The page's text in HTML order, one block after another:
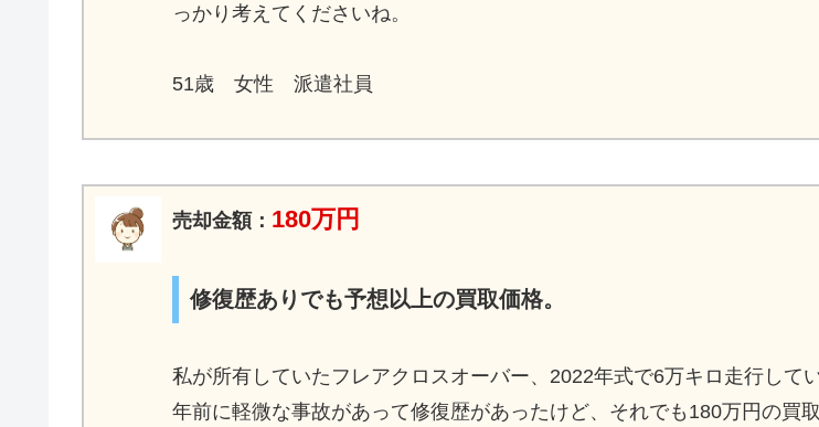
っかり考えてくださいね。
51歳 女性 派遣社員
売却金額： 180万円
修復歴ありでも予想以上の買取価格。
私が所有していたフレアクロスオーバー、2022年式で6万キロ走行して
年前に軽微な事故があって修復歴があったけど、それでも180万円の買